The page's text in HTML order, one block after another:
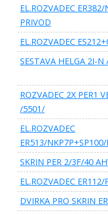
EL.ROZVADEC
PRIVOD
EL.ROZVADEC
SESTAVA HELGA 2I-
ROZVADEC 2X PER1
/5501/
EL.ROZVADEC
ER513/NKP7P+SP100/
SKRIN PER 2/3F/40
EL.ROZVADEC ER112/
DVIRKA PRO SKRIN